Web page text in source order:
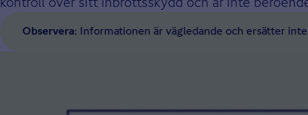
Observera: Informationen är vägledande och ersätter